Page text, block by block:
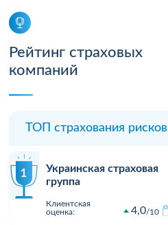
Рейтинг страховых
компаний
ТОП страхования рисков
Украинская страховая
группа
Клиентская
оценка:
4,0 10